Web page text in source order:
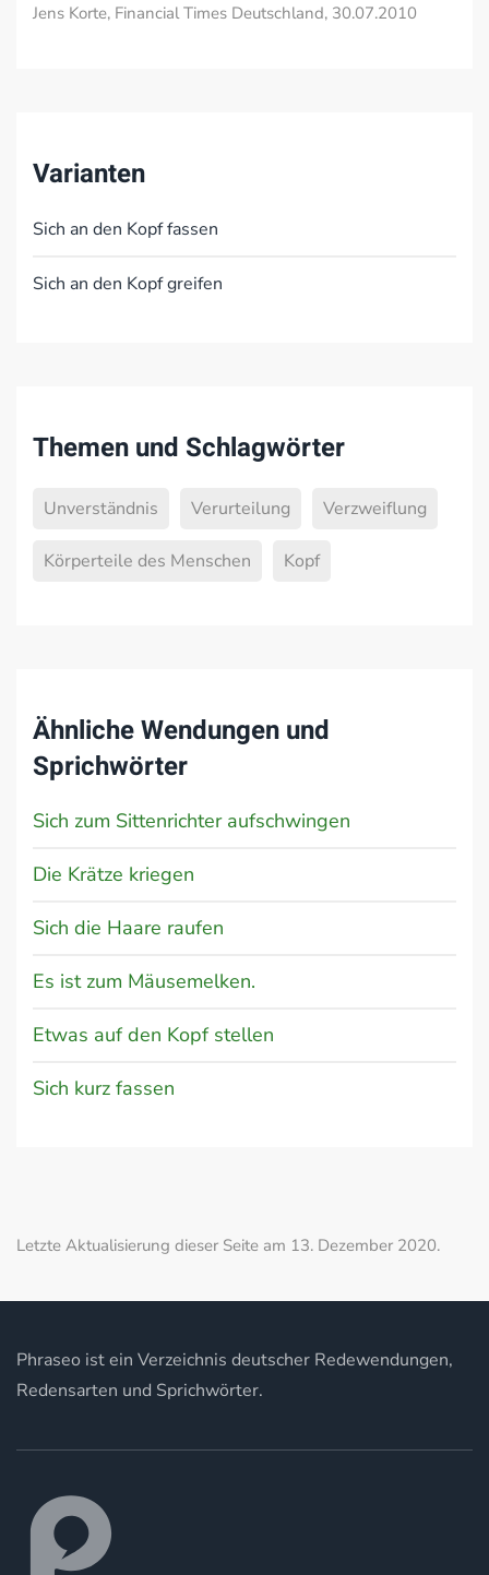
Jens Korte, Financial Times Deutschland, 30.07.2010
Varianten
Sich an den Kopf fassen
Sich an den Kopf greifen
Themen und Schlagwörter
Unverständnis Verurteilung Verzweiflung
Körperteile des Menschen Kopf
Ähnliche Wendungen und
Sprichwörter
Sich zum Sittenrichter aufschwingen
Die Krätze kriegen
Sich die Haare raufen
Es ist zum Mäusemelken.
Etwas auf den Kopf stellen
Sich kurz fassen
Letzte Aktualisierung dieser Seite am 13. Dezember 2020.
Phraseo ist ein Verzeichnis deutscher Redewendungen,
Redensarten und Sprichwörter.